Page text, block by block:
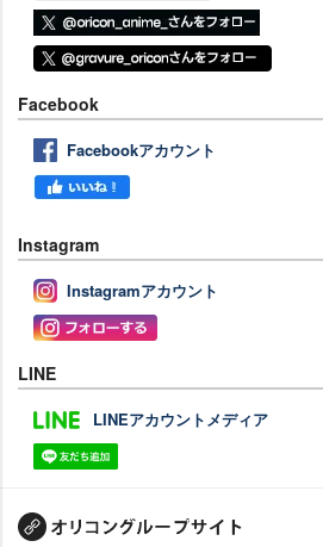
Facebook
Facebookアカウント
Instagram
Instagramアカウント
LINE
LINEアカウントメディア